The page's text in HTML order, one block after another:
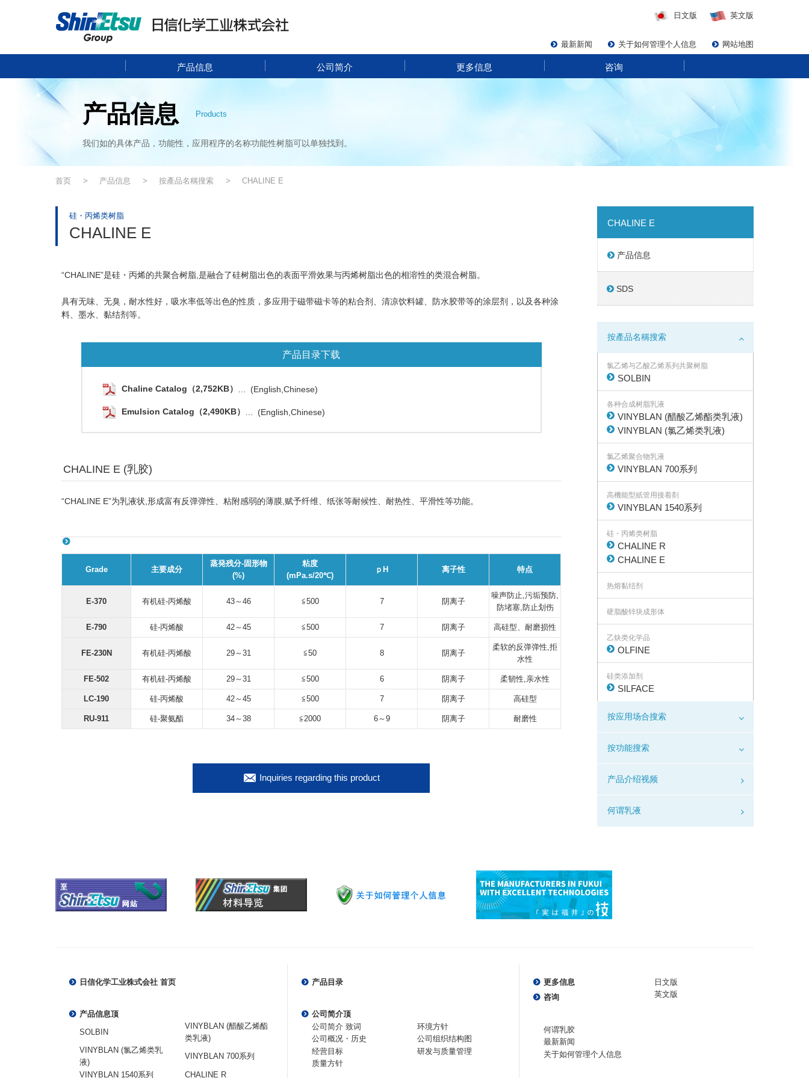
日文版 英文版
最新新闻 关于如何管理个人信息 网站地图
产品信息 公司简介 更多信息 咨询
产品信息 Products
我们如的具体产品，功能性，应用程序的名称功能性树脂可以单独找到。
首页 产品信息 按產品名稱搜索 CHALINE E
硅・丙烯类树脂
CHALINE E
“CHALINE”是硅・丙烯的共聚合树脂,是融合了硅树脂出色的表面平滑效果与丙烯树脂出色的相溶性的类混合树脂。
具有无味、无臭，耐水性好，吸水率低等出色的性质，多应用于磁带磁卡等的粘合剂、清凉饮料罐、防水胶带等的涂层剂，以及各种涂
料、墨水、黏结剂等。
产品目录下载
Chaline Catalog（2,752KB） (English,Chinese)
Emulsion Catalog（2,490KB） (English,Chinese)
CHALINE E (乳胶)
“CHALINE E”为乳液状,形成富有反弹弹性、粘附感弱的薄膜,赋予纤维、纸张等耐候性、耐热性、平滑性等功能。
Grade 主要成分
蒸発残分-固形物
(%)
粘度
(mPa.s/20℃)
ｐH 离子性 特点
E-370 有机硅-丙烯酸 43～46 ≦500 7 阴离子
噪声防止,污垢预防,
防堵塞,防止划伤
E-790 硅-丙烯酸 42～45 ≦500 7 阴离子 高硅型、耐磨损性
FE-230N 有机硅-丙烯酸 29～31 ≦50 8 阴离子
柔软的反弹弹性,拒
水性
FE-502 有机硅-丙烯酸 29～31 ≦500 6 阴离子 柔韧性,亲水性
LC-190 硅-丙烯酸 42～45 ≦500 7 阴离子 高硅型
RU-911 硅-聚氨酯 34～38 ≦2000 6～9 阴离子 耐磨性
Inquiries regarding this product
CHALINE E
产品信息
SDS
按產品名稱搜索
氯乙烯与乙酸乙烯系列共聚树脂
SOLBIN
各种合成树脂乳液
VINYBLAN (醋酸乙烯酯类乳液)
VINYBLAN (氯乙烯类乳液)
氯乙烯聚合物乳液
VINYBLAN 700系列
高機能型紙管用接着剤
VINYBLAN 1540系列
硅・丙烯类树脂
CHALINE R
CHALINE E
热熔黏结剂
硬脂酸锌块成形体
乙炔类化学品
OLFINE
硅类添加剂
SILFACE
按应用场合搜索
按功能搜索
产品介绍视频
何谓乳液
日信化学工业株式会社 首页
产品信息顶
SOLBIN
VINYBLAN (醋酸乙烯酯
类乳液)
VINYBLAN (氯乙烯类乳
液)
VINYBLAN 700系列
VINYBLAN 1540系列 CHALINE R
产品目录
公司简介顶
公司简介 致词
环境方针
公司概况・历史
公司组织结构图
经营目标
研发与质量管理
质量方针
更多信息
咨询
何谓乳胶
最新新闻
关于如何管理个人信息
日文版
英文版